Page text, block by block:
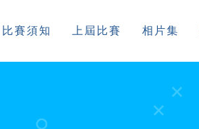
比賽須知 上屆比賽 相片集